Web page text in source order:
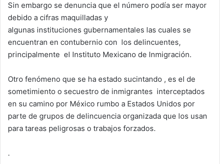
Sin embargo se denuncia que el número podía ser mayor
debido a cifras maquilladas y
algunas instituciones gubernamentales las cuales se
encuentran en contubernio con los delincuentes,
principalmente el Instituto Mexicano de Inmigración.
Otro fenómeno que se ha estado sucintando , es el de
sometimiento o secuestro de inmigrantes interceptados
en su camino por México rumbo a Estados Unidos por
parte de grupos de delincuencia organizada que los usan
para tareas peligrosas o trabajos forzados.
.